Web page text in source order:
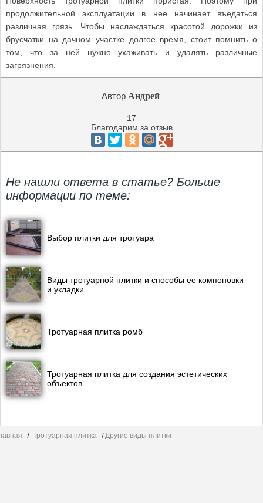
продолжительной эксплуатации в нее начинает въедаться
различная грязь. Чтобы наслаждаться красотой дорожки из
брусчатки на дачном участке долгое время, стоит помнить о
том, что за ней нужно ухаживать и удалять различные
загрязнения.
Автор Андрей
17
Благодарим за отзыв
Не нашли ответа в статье? Больше
информации по теме:
Выбор плитки для тротуара
Виды тротуарной плитки и способы ее компоновки
и укладки
Тротуарная плитка ромб
Тротуарная плитка для создания эстетических
объектов
Тротуарная плитка Другие виды плитки